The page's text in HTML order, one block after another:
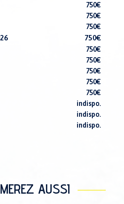
750€
750€
750€
750€
750€
750€
750€
750€
750€
indispo.
indispo.
indispo.
indispo.
AUSSI